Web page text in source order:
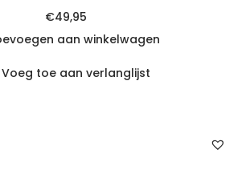
€49,95
aan winkelwagen
Voeg toe aan verlanglijst